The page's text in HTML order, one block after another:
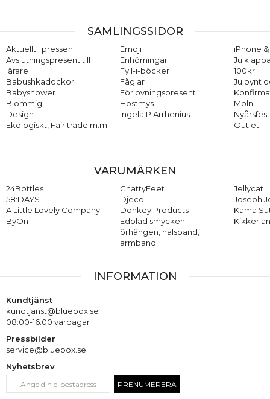
SAMLINGSSIDOR
Aktuellt i pressen
Avslutningspresent till
lärare
Babushkadockor
Babyshower
Blommig
Design
Ekologiskt, Fair trade m.m.
Emoji
Enhörningar
Fyll-i-böcker
Fåglar
Förlovningspresent
Höstmys
Ingela P Arrhenius
iPhone
100kr
Julpynt
Moln
Nyårsfest
Outlet
VARUMÄRKEN
24Bottles
58:DAYS
A Little Lovely Company
ByOn
ChattyFeet
Djeco
Donkey Products
Edblad smycken:
örhängen, halsband,
armband
Jellycat
Joseph
Kama
INFORMATION
Kundtjänst
kundtjanst@bluebox.se
08:00-16:00 vardagar
Pressbilder
service@bluebox.se
Nyhetsbrev
PRENUMERERA